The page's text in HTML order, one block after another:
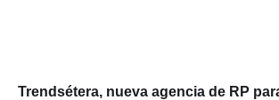
Trendsétera, nueva agencia de RP